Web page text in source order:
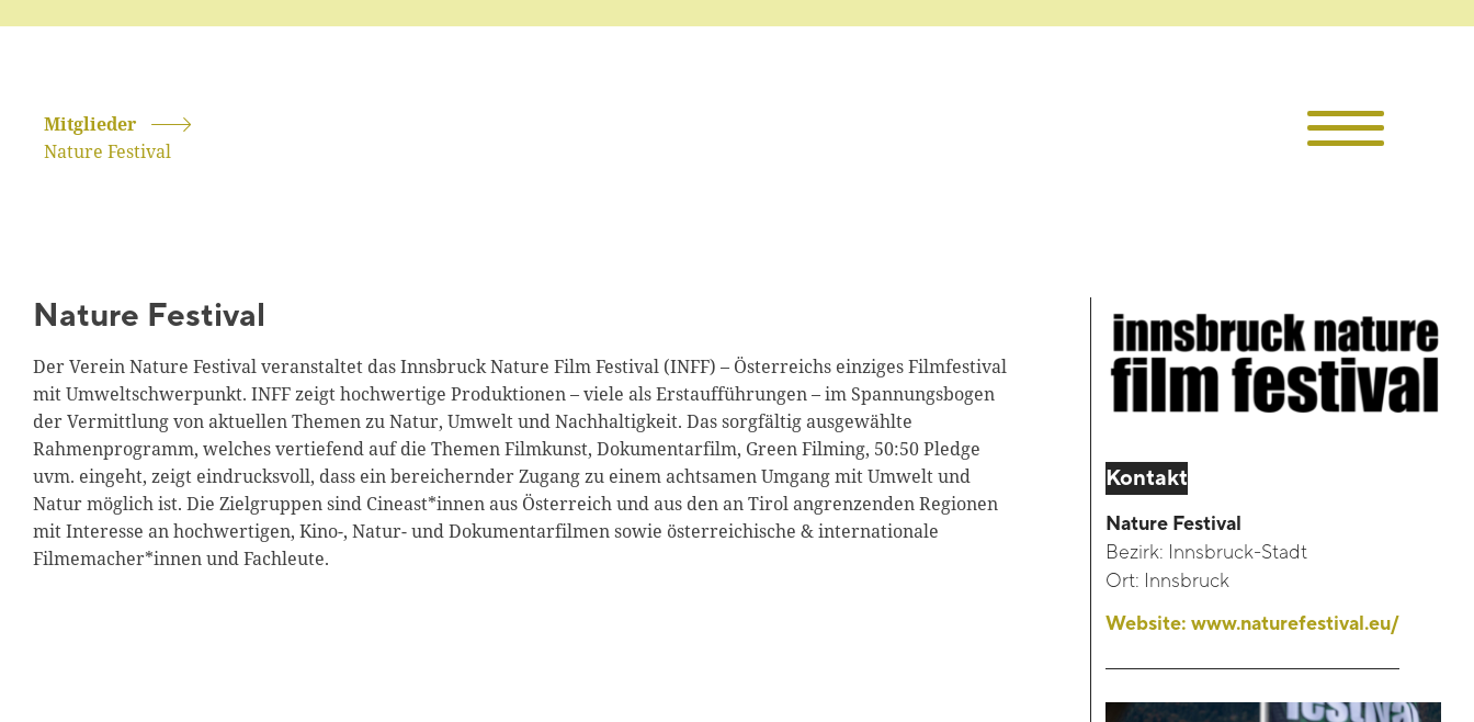
Mitglieder
Nature Festival
Nature Festival
Der Verein Nature Festival veranstaltet das Innsbruck Nature Film Festival (INFF) – Österreichs einziges Filmfestival
mit Umweltschwerpunkt. INFF zeigt hochwertige Produktionen – viele als Erstaufführungen – im Spannungsbogen
der Vermittlung von aktuellen Themen zu Natur, Umwelt und Nachhaltigkeit. Das sorgfältig ausgewählte
Rahmenprogramm, welches vertiefend auf die Themen Filmkunst, Dokumentarfilm, Green Filming, 50:50 Pledge
uvm. eingeht, zeigt eindrucksvoll, dass ein bereichernder Zugang zu einem achtsamen Umgang mit Umwelt und
Natur möglich ist. Die Zielgruppen sind Cineast*innen aus Österreich und aus den an Tirol angrenzenden Regionen
mit Interesse an hochwertigen, Kino-, Natur- und Dokumentarfilmen sowie österreichische & internationale
Filmemacher*innen und Fachleute.
Kontakt
Nature Festival
Bezirk: Innsbruck-Stadt
Ort: Innsbruck
Website:www.naturefestival.eu/
Die TKI
Projekte
Kontakt
Presse